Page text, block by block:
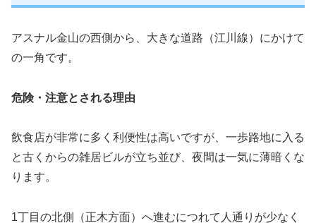
アスナル金山の西側から、大きな道路（江川線）にかけて
の一角です。
危険・注意とされる理由
飲食店が非常に多く利便性は高いですが、一歩路地に入る
と古くからの雑居ビルが立ち並び、夜間は一気に薄暗くな
ります。
1丁目の北側（正木方面）へ進むにつれて人通りが少なく